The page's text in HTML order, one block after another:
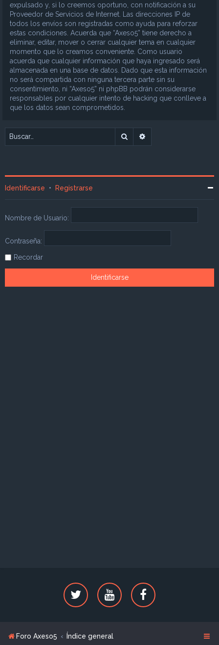
expulsado y, si lo creemos oportuno, con notificación a su
Proveedor de Servicios de Internet. Las direcciones IP de
todos los envíos son registradas como ayuda para reforzar
estas condiciones. Acuerda que “Axeso5” tiene derecho a
eliminar, editar, mover o cerrar cualquier tema en cualquier
momento que lo creamos conveniente. Como usuario
acuerda que cualquier información que haya ingresado será
almacenada en una base de datos. Dado que esta información
no será compartida con ninguna tercera parte sin su
consentimiento, ni “Axeso5” ni phpBB podrán considerarse
responsables por cualquier intento de hacking que conlleve a
que los datos sean comprometidos.
Buscar
Identificarse • Registrarse
Nombre de Usuario:
Contraseña:
Recordar
Foro Axeso5 Índice general